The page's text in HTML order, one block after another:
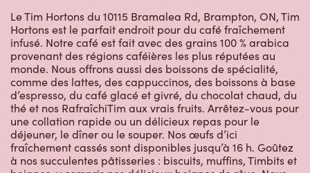
Le Tim Hortons du 10115 Bramalea Rd, Brampton, ON, Tim
Hortons est le parfait endroit pour du café fraîchement
infusé. Notre café est fait avec des grains 100 % arabica
provenant des régions caféières les plus réputées au
monde. Nous offrons aussi des boissons de spécialité,
comme des lattes, des cappuccinos, des boissons à base
d’espresso, du café glacé et givré, du chocolat chaud, du
thé et nos RafraîchiTim aux vrais fruits. Arrêtez-vous pour
une collation rapide ou un délicieux repas pour le
déjeuner, le dîner ou le souper. Nos œufs d’ici
fraîchement cassés sont disponibles jusqu’à 16 h. Goûtez
à nos succulentes pâtisseries : biscuits, muffins, Timbits et